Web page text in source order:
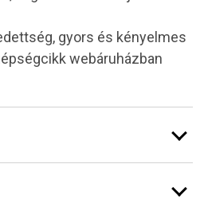
gyors és kényelmes
webáruházban